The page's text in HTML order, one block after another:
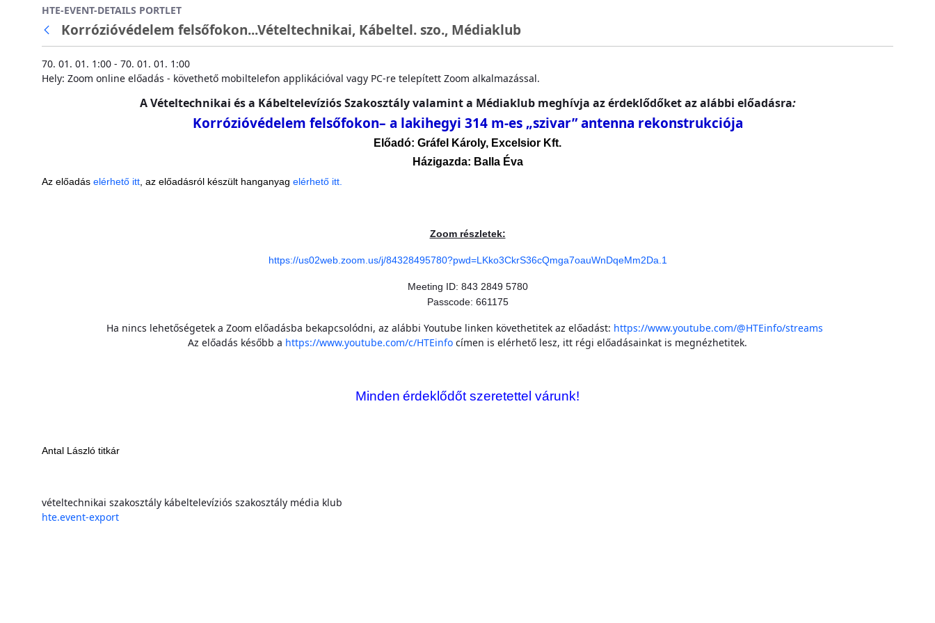
Ugrás a fő tartalomhoz
HTE-EVENT-DETAILS PORTLET
Vissza
Korrózióvédelem felsőfokon...Vételtechnikai, Kábeltel. szo., Médiaklub
70. 01. 01. 1:00 - 70. 01. 01. 1:00
Hely: Zoom online előadás - követhető mobiltelefon applikációval vagy PC-re telepített Zoom alkalmazással.
AVételtechnikai és a Kábeltelevíziós Szakosztályvalamint a Médiaklubmeghívja az érdeklődőket az alábbi előadásra:
Korrózióvédelem felsőfokon– a lakihegyi 314 m-es „szivar” antenna rekonstrukciója
Előadó: Gráfel Károly, Excelsior Kft.
Házigazda: Balla Éva
Az előadás elérhető itt , az előadásról készült hanganyag elérhető itt.
Zoom részletek:
https://us02web.zoom.us/j/84328495780?pwd=LKko3CkrS36cQmga7oauWnDqeMm2Da.1
Meeting ID: 843 2849 5780
Passcode: 661175
Ha nincs lehetőségetek a Zoom előadásba bekapcsolódni, az alábbi Youtube linken követhetitek az előadást: https://www.youtube.com/@HTEinfo/streams
Az előadás később a https://www.youtube.com/c/HTEinfo címen is elérhető lesz, itt régi előadásainkat is megnézhetitek.
Minden érdeklődőt szeretettel várunk!
Antal László titkár
vételtechnikai szakosztály kábeltelevíziós szakosztály média klub
hte.event-export